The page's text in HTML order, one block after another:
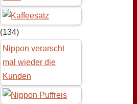
(134)
Nippon verarscht
mal wieder die
Kunden